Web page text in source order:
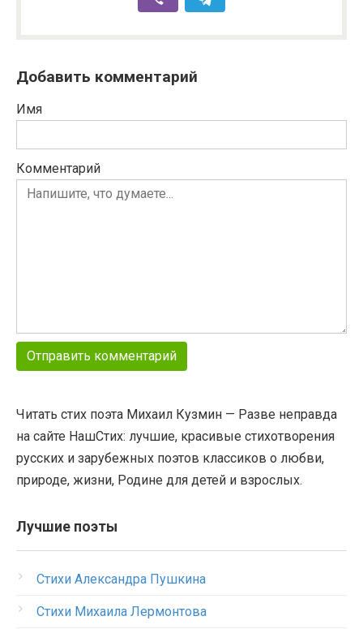
Добавить комментарий
Имя
Комментарий
Читать стих поэта Михаил Кузмин — Разве неправда
на сайте НашСтих: лучшие, красивые стихотворения
русских и зарубежных поэтов классиков о любви,
природе, жизни, Родине для детей и взрослых.
Лучшие поэты
Стихи Александра Пушкина
Стихи Михаила Лермонтова